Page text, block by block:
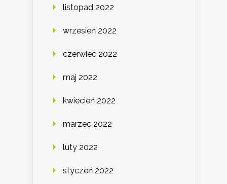
listopad 2022
wrzesień 2022
czerwiec 2022
maj 2022
kwiecień 2022
marzec 2022
luty 2022
styczeń 2022